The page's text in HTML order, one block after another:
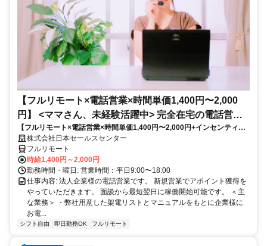
【フルリモート×電話営業×時間単価1,400円〜2,000
円】 <ママさん、未経験活躍中> 完全在宅の電話営業
で家庭と仕事の両立を実現
【フルリモート×電話営業×時間単価1,400円〜2,000円+インセンティブ
あり】 ＜ママさん、未経験活躍中＞ 完全在宅の電話営業で家庭と仕事の
両立を実現
株式会社日本セールスセンター
フルリモート
時給1,400円～2,000円
勤務時間・曜日: 営業時間：平日9:00〜18:00
仕事内容: 法人企業様の電話営業です。 新規営業でアポイント獲得を
やっていただきます。 面談から最短翌日に稼働開始可能です。 ＜主
な業務＞ ・弊社用意した架電リストとマニュアルをもとに企業様に
お電...
シフト自由 即日勤務OK フルリモート